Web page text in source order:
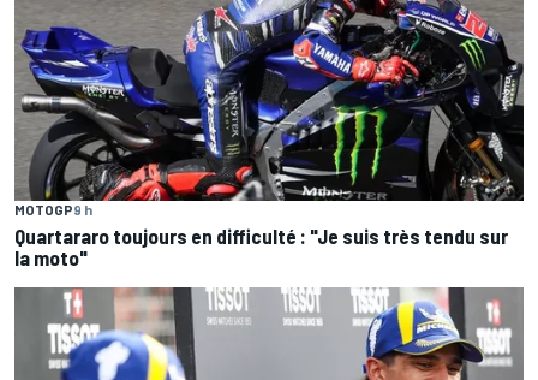
MOTOGP9 h
Quartararo toujours en difficulté : "Je suis très tendu sur
la moto"